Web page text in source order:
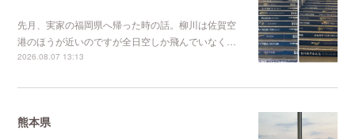
先月、実家の福岡県へ帰った時の話。柳川は佐賀空
港のほうが近いのですが全日空しか飛んでいなく…
2026.08.07 13:13
熊本県